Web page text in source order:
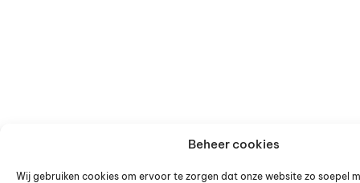
Beheer cookies
Wij gebruiken cookies om ervoor te zorgen dat onze website zo soepel